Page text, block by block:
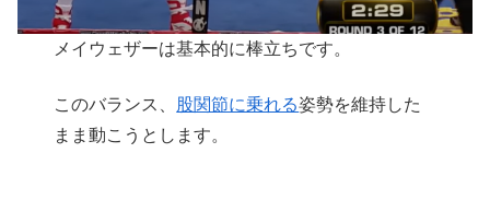
メイウェザーは基本的に棒立ちです。
このバランス、 股関節に乗れる姿勢を維持した
まま動こうとします。